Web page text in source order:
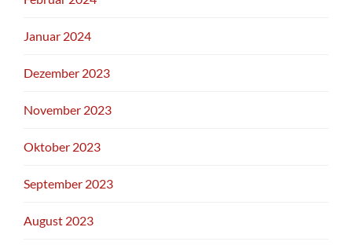
Januar 2024
Dezember 2023
November 2023
Oktober 2023
September 2023
August 2023